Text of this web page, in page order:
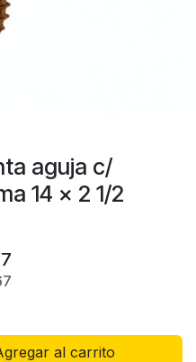
aguja c/
14 x 2 1/2
al carrito